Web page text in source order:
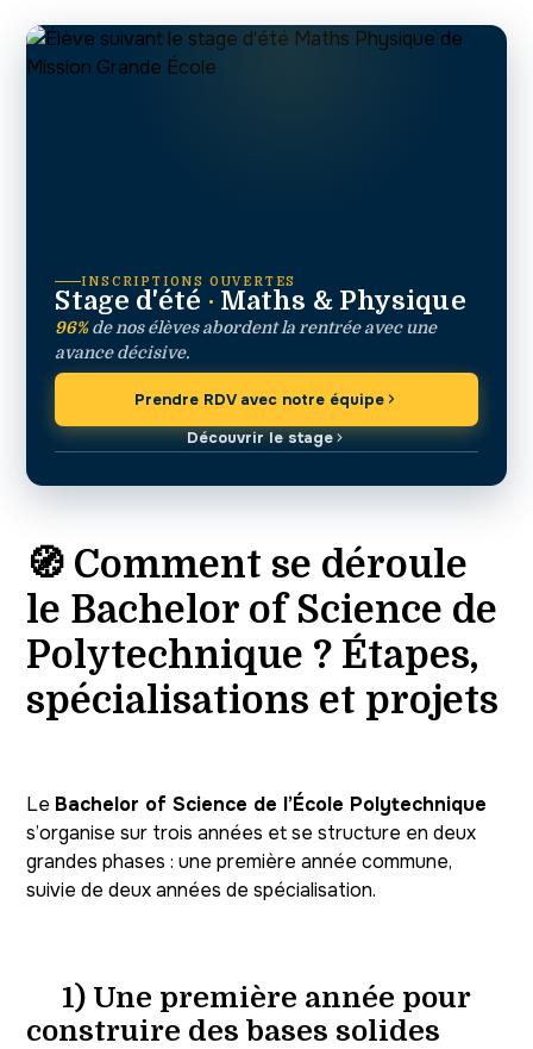
INSCRIPTIONS OUVERTES
Stage d'été · Maths & Physique
96% de nos élèves abordent la rentrée avec une
avance décisive.
Prendre RDV avec notre équipe
Découvrir le stage
🧭 Comment se déroule
le Bachelor of Science de
Polytechnique ? Étapes,
spécialisations et projets
Le Bachelor of Science de l’École Polytechnique
s’organise sur trois années et se structure en deux
grandes phases : une première année commune,
suivie de deux années de spécialisation.
1) Une première année pour
construire des bases solides